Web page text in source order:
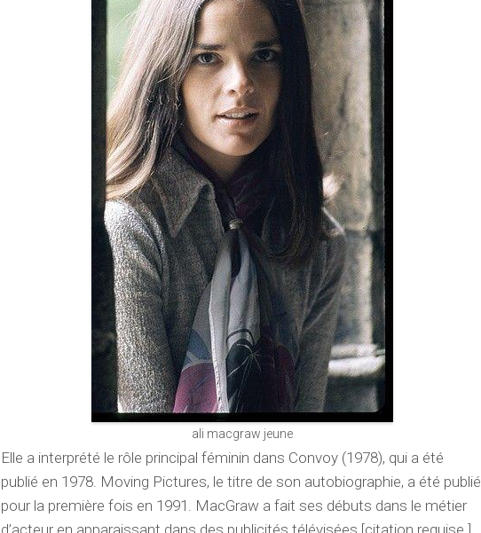
ali macgraw jeune
Elle a interprété le rôle principal féminin dans Convoy (1978), qui a été
publié en 1978. Moving Pictures, le titre de son autobiographie, a été publié
pour la première fois en 1991. MacGraw a fait ses débuts dans le métier
d’acteur en apparaissant dans des publicités télévisées [citation requise ],